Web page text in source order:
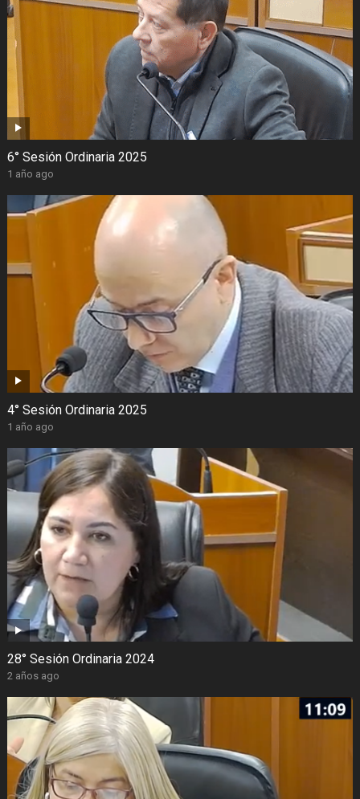
6° Sesión Ordinaria 2025
1 año ago
4° Sesión Ordinaria 2025
1 año ago
28° Sesión Ordinaria 2024
2 años ago